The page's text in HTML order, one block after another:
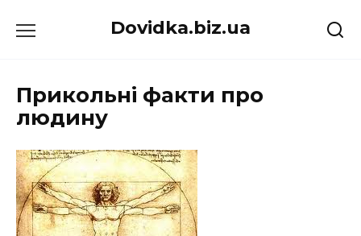
до
Dovidka.biz.ua
Прикольні факти про
людину